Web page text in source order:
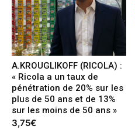
A.KROUGLIKOFF (RICOLA) :
« Ricola a un taux de
pénétration de 20% sur les
plus de 50 ans et de 13%
sur les moins de 50 ans »
3,75€